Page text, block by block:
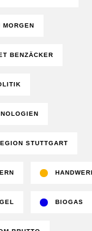
BENZÄCKER
STUTTGART
BIOGAS